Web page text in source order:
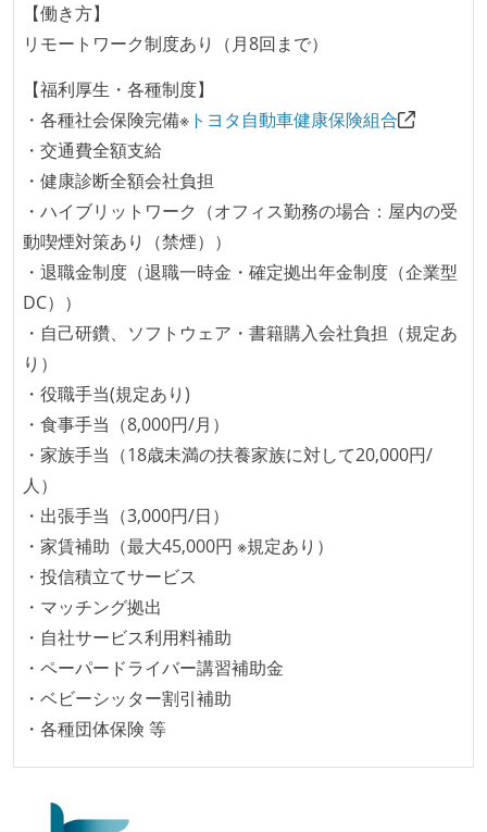
認できるようにしている
ほとんどのプロダクトコードに単体テストを記述、実
施している
ほとんどの機能に受け入れテストを記述、実施してい
想定される複数環境での品質チェックを義務づけてい
る
アジャイル実践状況
1ヶ月以下の短い期間でのイテレーション開発を実践
デイリーでスタンドアップミーティング、またはそれ
に準じるチーム内の打ち合わせを行っている
イテレーションの最後などに、定期的にチームでふり
継続的なデプロイ（デリバリー）を行っている
ワークフローの整備
全てのコードをバージョン管理ツールで管理している
各メンバーが実装したコードのマージは Pull Request
ベースで行われる
自動（＝システム化され、1コマンドで実行できる）
ビルド、自動デプロイ環境が整備されている
コードによるインフラ構成管理（Infrastructure as
Code）の環境が整備されている
【働き方】
リモートワーク制度あり（月8回まで）
【福利厚生・各種制度】
・各種社会保険完備※ トヨタ自動車健康保険組合
・交通費全額支給
・健康診断全額会社負担
・ハイブリットワーク（オフィス勤務の場合：屋内の受
動喫煙対策あり（禁煙））
・退職金制度（退職一時金・確定拠出年金制度（企業型
DC））
・自己研鑽、ソフトウェア・書籍購入会社負担（規定あ
り）
・役職手当(規定あり)
・食事手当（8,000円/月）
・家族手当（18歳未満の扶養家族に対して20,000円/
人）
・出張手当（3,000円/日）
・家賃補助（最大45,000円 ※規定あり）
・投信積立てサービス
・マッチング拠出
・自社サービス利用料補助
・ペーパードライバー講習補助金
・ベビーシッター割引補助
・各種団体保険 等